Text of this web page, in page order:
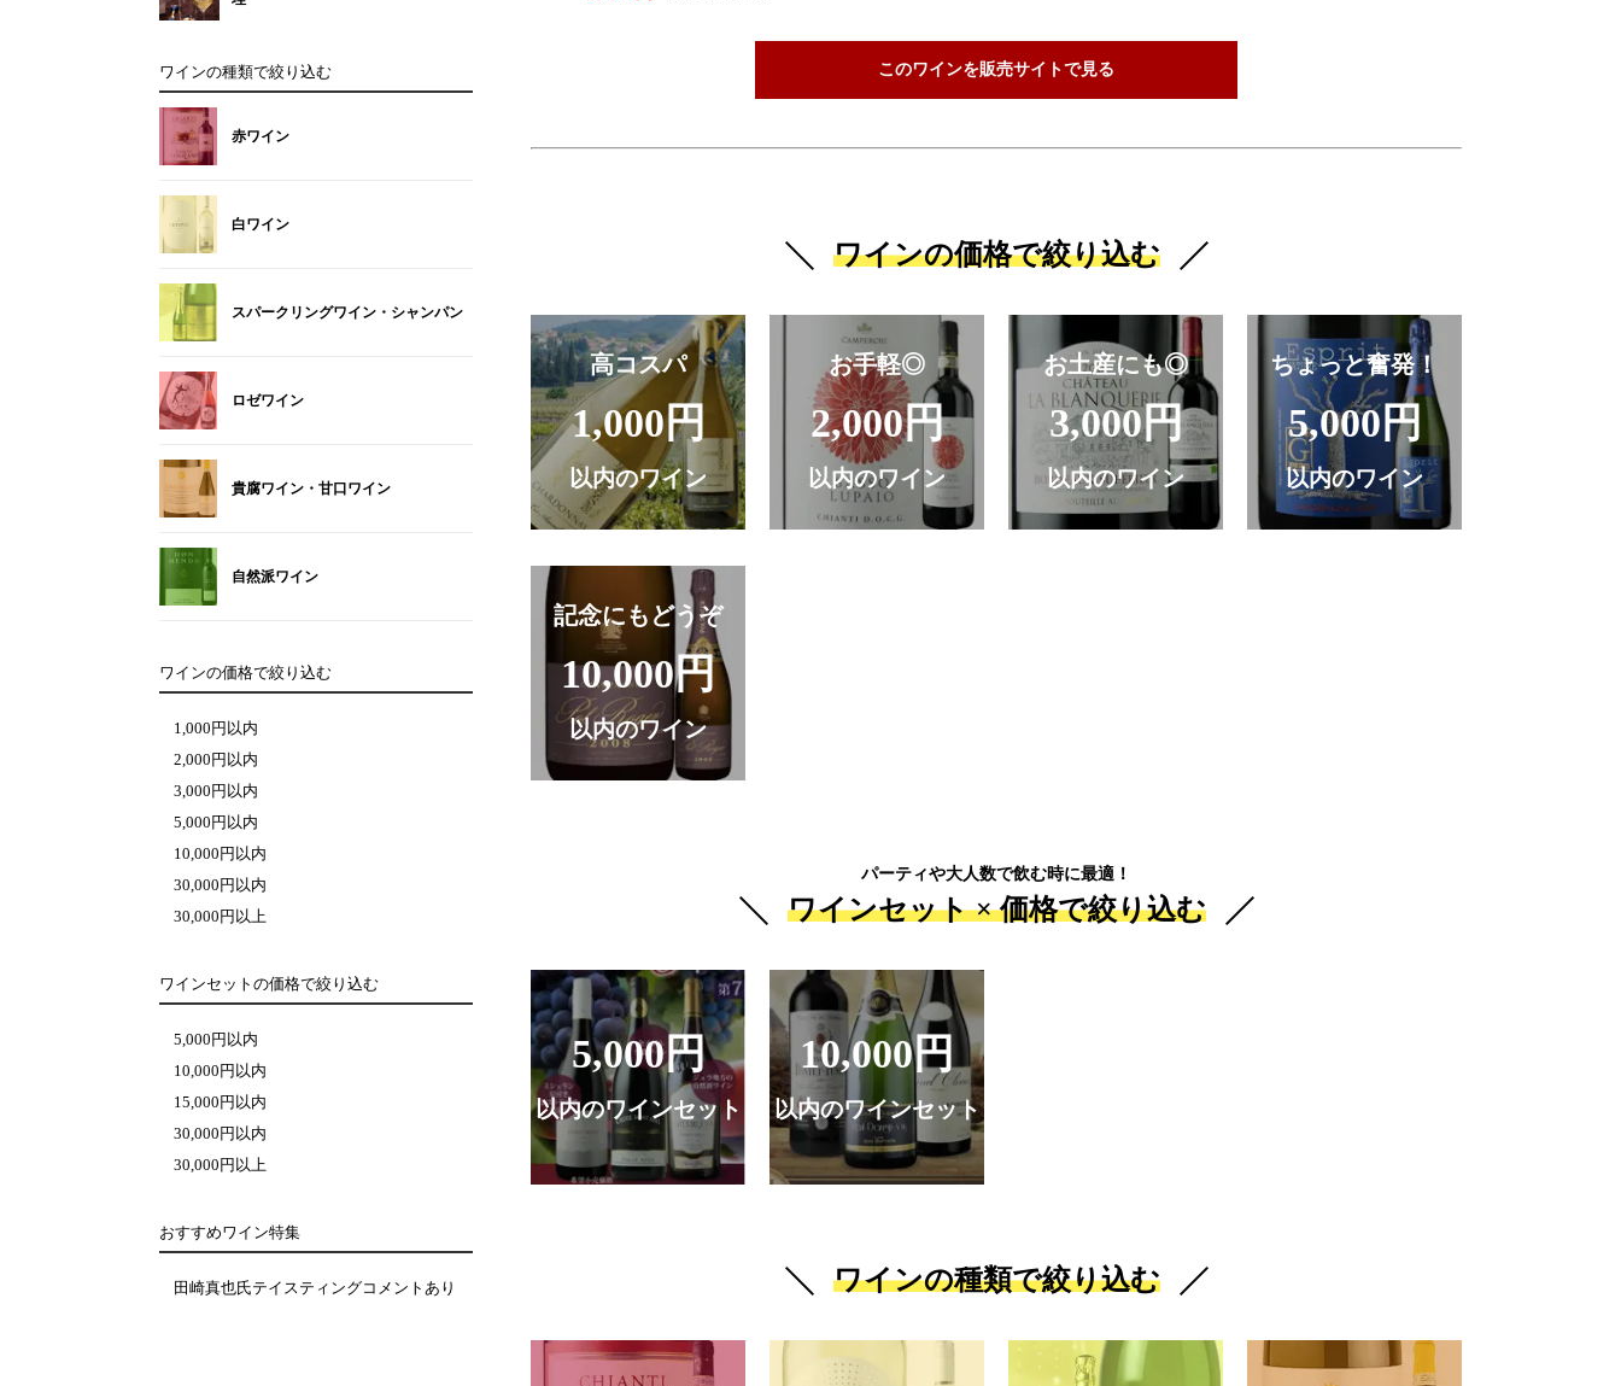
ワインの種類で絞り込む
赤ワイン
白ワイン
スパークリングワイン・シャンパン
ロゼワイン
貴腐ワイン・甘口ワイン
自然派ワイン
ワインの価格で絞り込む
1,000円以内
2,000円以内
3,000円以内
5,000円以内
10,000円以内
30,000円以内
30,000円以上
ワインセットの価格で絞り込む
5,000円以内
10,000円以内
15,000円以内
30,000円以内
30,000円以上
おすすめワイン特集
田崎真也氏テイスティングコメントあり
このワインを販売サイトで見る
ワインの価格で絞り込む
高コスパ
1,000円
以内のワイン
お手軽◎
2,000円
以内のワイン
お土産にも◎
3,000円
以内のワイン
ちょっと奮発！
5,000円
以内のワイン
記念にもどうぞ
10,000円
以内のワイン
パーティや大人数で飲む時に最適！
ワインセット ×価格で絞り込む
5,000円
以内のワインセット
10,000円
以内のワインセット
ワインの種類で絞り込む